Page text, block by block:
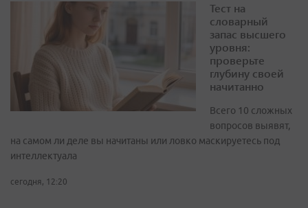
Тест на
словарный
запас высшего
уровня:
проверьте
глубину своей
начитанно
Всего 10 сложных
вопросов выявят,
на самом ли деле вы начитаны или ловко маскируетесь под
интеллектуала
сегодня, 12:20